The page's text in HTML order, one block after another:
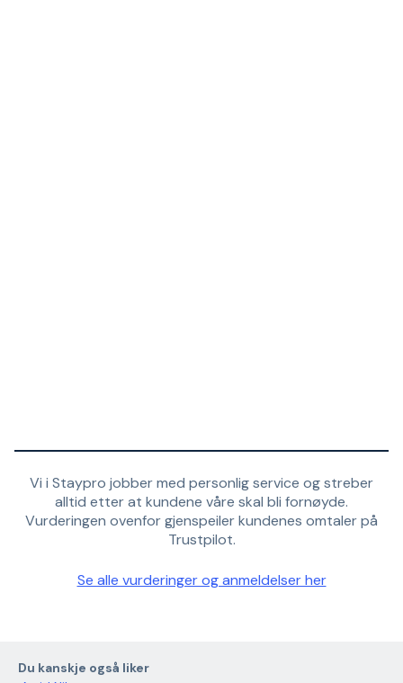
Vi i Staypro jobber med personlig service og streber
alltid etter at kundene våre skal bli fornøyde.
Vurderingen ovenfor gjenspeiler kundenes omtaler på
Trustpilot.
Se alle vurderinger og anmeldelser her
Du kanskje også liker